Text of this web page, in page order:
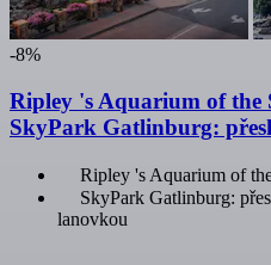
-8%
Ripley 's Aquarium of the
SkyPark Gatlinburg:
Ripley 's Aquarium of
SkyPark Gatlinburg:
lanovkou